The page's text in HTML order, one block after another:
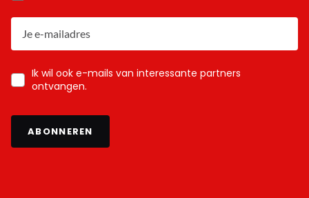
Ik wil ook e-mails van interessante partners
ontvangen.
ABONNEREN